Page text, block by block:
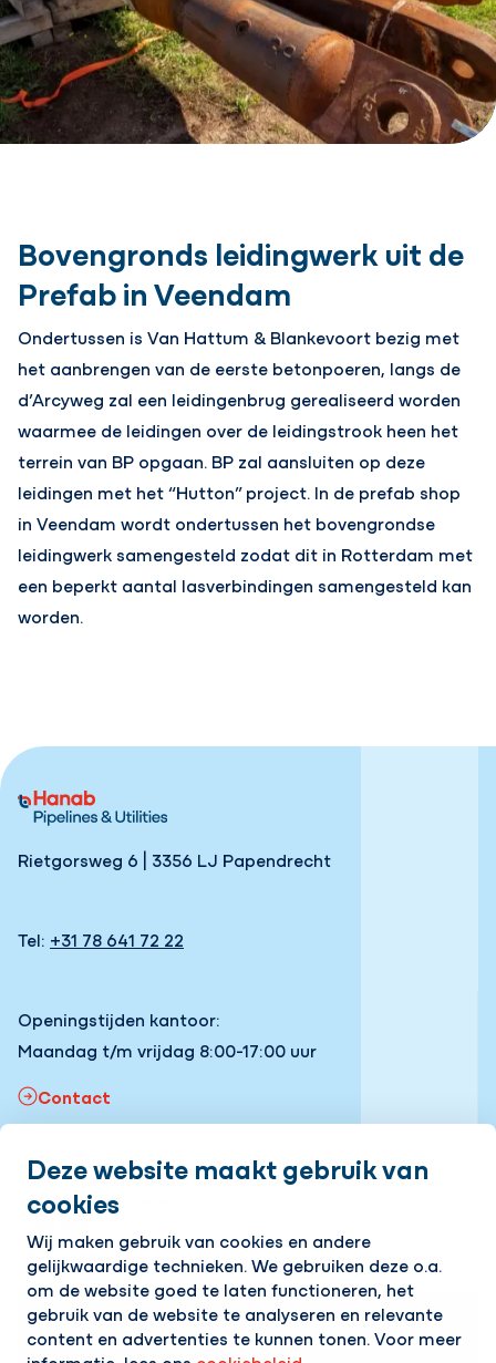
Deze website maakt gebruik van
cookies
Wij maken gebruik van cookies en andere
gelijkwaardige technieken. We gebruiken deze o.a.
om de website goed te laten functioneren, het
gebruik van de website te analyseren en relevante
content en advertenties te kunnen tonen. Voor meer
Bovengronds leidingwerk uit de
Prefab in Veendam
Ondertussen is Van Hattum & Blankevoort bezig met
het aanbrengen van de eerste betonpoeren, langs de
d’Arcyweg zal een leidingenbrug gerealiseerd worden
waarmee de leidingen over de leidingstrook heen het
terrein van BP opgaan. BP zal aansluiten op deze
leidingen met het “Hutton” project. In de prefab shop
in Veendam wordt ondertussen het bovengrondse
leidingwerk samengesteld zodat dit in Rotterdam met
een beperkt aantal lasverbindingen samengesteld kan
worden.
Rietgorsweg 6 | 3356 LJ Papendrecht
Tel: +31 78 641 72 22
Openingstijden kantoor:
Maandag t/m vrijdag 8:00-17:00 uur
Contact
Snel naar
Onze vacatures
LinkedInInstagramFacebookYouTube
Op de hoogte blijven van het laatste nieuws?
Ontvang onze nieuwsbrief in je mailbox!